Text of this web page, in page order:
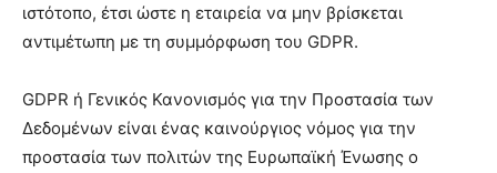
ιστότοπο, έτσι ώστε η εταιρεία να μην βρίσκεται
αντιμέτωπη με τη συμμόρφωση του GDPR.
GDPR ή Γενικός Κανονισμός για την Προστασία των
Δεδομένων είναι ένας καινούργιος νόμος για την
προστασία των πολιτών της Ευρωπαϊκή Ένωσης ο